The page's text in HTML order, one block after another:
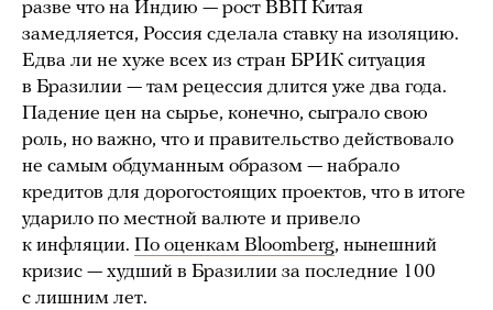
разве что на Индию — рост ВВП Китая
замедляется, Россия сделала ставку на изоляцию.
Едва ли не хуже всех из стран БРИК ситуация
в Бразилии — там рецессия длится уже два года.
Падение цен на сырье, конечно, сыграло свою
роль, но важно, что и правительство действовало
не самым обдуманным образом — набрало
кредитов для дорогостоящих проектов, что в итоге
ударило по местной валюте и привело
к инфляции. По оценкам Bloomberg, нынешний
кризис — худший в Бразилии за последние 100
с лишним лет.